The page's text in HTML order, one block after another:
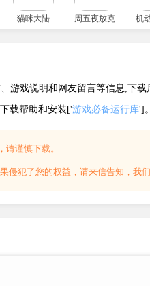
自然威胁。
猫咪大陆 周五夜放克小马宝莉
机
游戏说明和网友留言等信息,下载
载帮助和安装['游戏必备运行库']。
谨慎下载。
犯了您的权益，请来信告知，我们